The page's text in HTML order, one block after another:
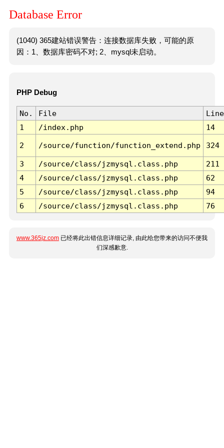
Database Error
(1040) 365建站错误警告：连接数据库失败，可能的原
因：1、数据库密码不对; 2、mysql未启动。
PHP Debug
No. File
Line
1
/index.php 14
2 /source/function/function_extend.php 324
3 /source/class/jzmysql.class.php
211
4
/source/class/jzmysql.class.php
62
5
/source/class/jzmysql.class.php
94
6
/source/class/jzmysql.class.php 76
www.365jz.com 已经将此出错信息详细记录, 由此给您带来的访问不便我
们深感歉意.